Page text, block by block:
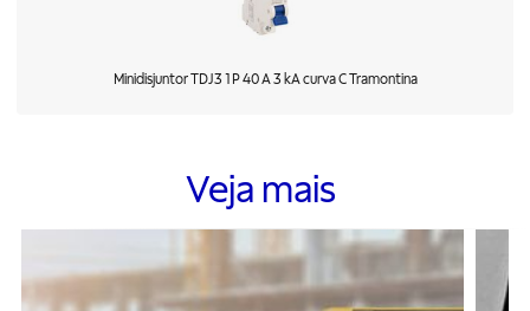
Minidisjuntor TDJ3 1 P 40 A 3 kA curva C Tramontina
Veja mais